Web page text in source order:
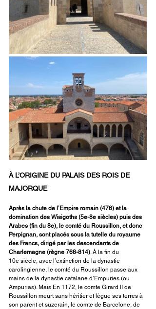
À L’ORIGINE DU PALAIS DES ROIS DE
MAJORQUE
Après la chute de l’Empire romain (476) et la
domination des Wisigoths (5e-8e siècles) puis des
Arabes (fin du 8e), le comté du Roussillon, et donc
Perpignan, sont placés sous la tutelle du royaume
des Francs, dirigé par les descendants de
Charlemagne (règne 768-814) . À la fin du
10e siècle, avec l’extinction de la dynastie
carolingienne, le comté du Roussillon passe aux
mains de la dynastie catalane d’Empuries (ou
Ampurias). Mais En 1172, le comte Girard II de
Roussillon meurt sans héritier et lègue ses terres à
son parent et suzerain, le comte de Barcelone, de